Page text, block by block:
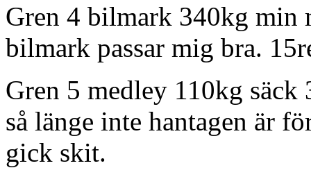
Gren 4 bilmark 340kg min
bilmark passar mig bra.
Gren 5 medley 110kg säck
så länge inte hantagen är
gick skit.